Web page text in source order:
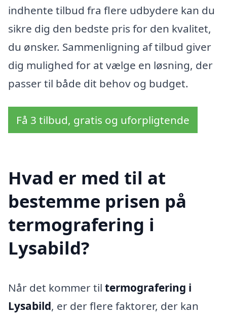
indhente tilbud fra flere udbydere kan du
sikre dig den bedste pris for den kvalitet,
du ønsker. Sammenligning af tilbud giver
dig mulighed for at vælge en løsning, der
passer til både dit behov og budget.
Få 3 tilbud, gratis og uforpligtende
Hvad er med til at
bestemme prisen på
termografering i
Lysabild?
Når det kommer til termografering i
Lysabild, er der flere faktorer, der kan